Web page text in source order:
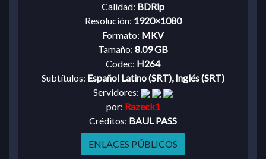
Calidad: BDRip
Resolución: 1920×1080
Formato: MKV
Tamaño: 8.09 GB
Codec: H264
Subtítulos: Español Latino (SRT), Inglés (SRT)
Servidores:
por: Razeck1
Créditos: BAUL PASS
ENLACES PÚBLICOS